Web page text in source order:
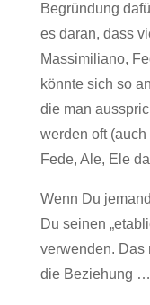
Begründung
es daran, dass
Massimiliano,
könnte sich so
die man
werden oft
Fede, Ale, Ele
Wenn Du
Du seinen
verwenden. Das
die Beziehung